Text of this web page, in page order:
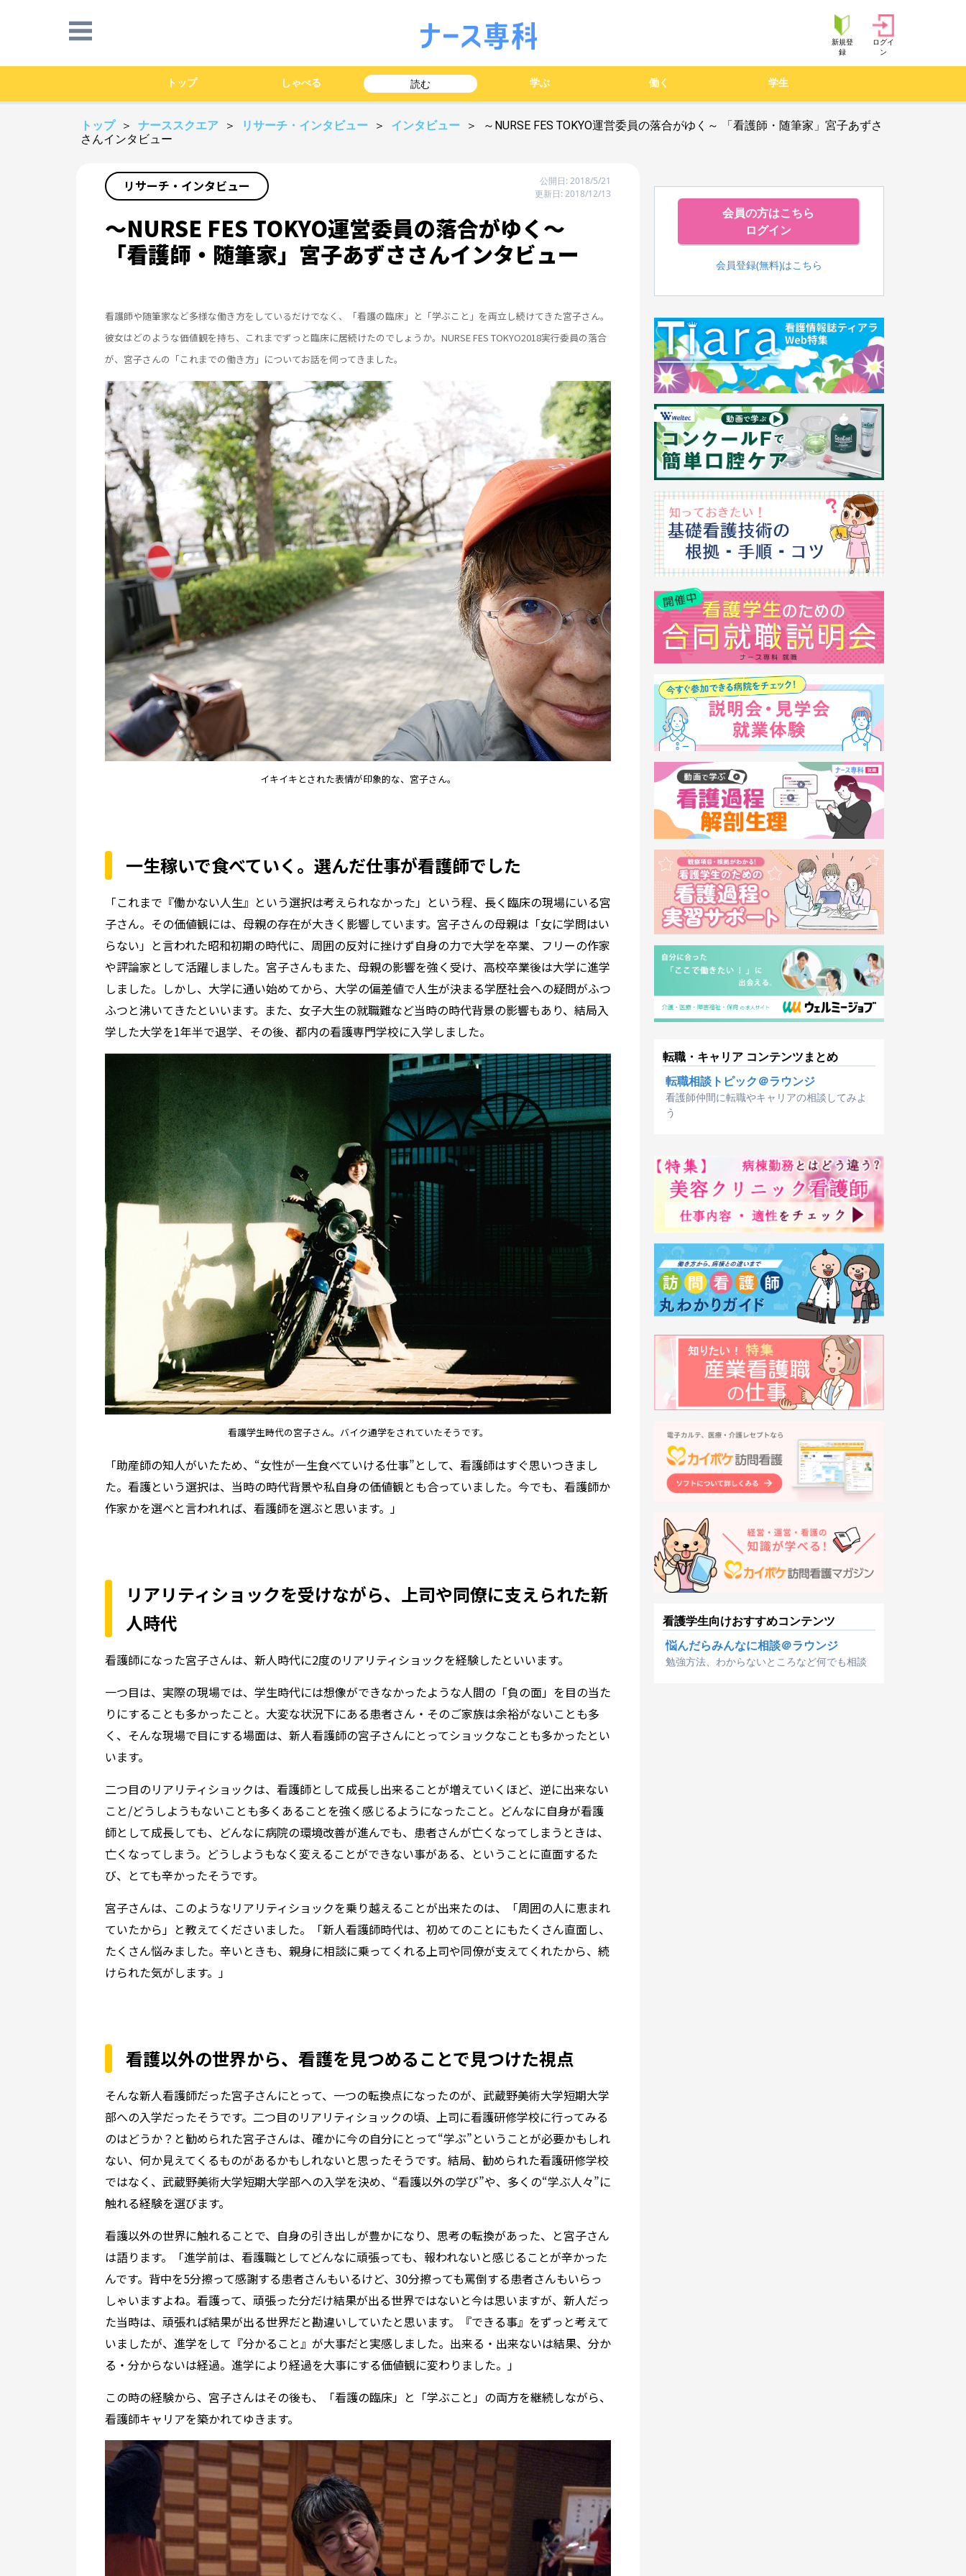
新規登
録
ログイ
ン
トップ しゃべる 読む 学ぶ 働く 学生
トップ ＞ ナーススクエア ＞ リサーチ・インタビュー ＞ インタビュー
＞ ～NURSE FES TOKYO運営委員の落合がゆく～ 「看護師・随筆家」宮子あずさ
さんインタビュー
リサーチ・インタビュー
公開日: 2018/5/21
更新日: 2018/12/13
～NURSE FES TOKYO運営委員の落合がゆく～
「看護師・随筆家」宮子あずささんインタビュー
看護師や随筆家など多様な働き方をしているだけでなく、「看護の臨床」と「学ぶこと」を両立し続けてきた宮子さん。
彼女はどのような価値観を持ち、これまでずっと臨床に居続けたのでしょうか。NURSE FES TOKYO2018実行委員の落合
が、宮子さんの「これまでの働き方」についてお話を伺ってきました。
イキイキとされた表情が印象的な、宮子さん。
一生稼いで食べていく。選んだ仕事が看護師でした
「これまで『働かない人生』という選択は考えられなかった」という程、長く臨床の現場にいる宮
子さん。その価値観には、母親の存在が大きく影響しています。宮子さんの母親は「女に学問はい
らない」と言われた昭和初期の時代に、周囲の反対に挫けず自身の力で大学を卒業、フリーの作家
や評論家として活躍しました。宮子さんもまた、母親の影響を強く受け、高校卒業後は大学に進学
しました。しかし、大学に通い始めてから、大学の偏差値で人生が決まる学歴社会への疑問がふつ
ふつと沸いてきたといいます。また、女子大生の就職難など当時の時代背景の影響もあり、結局入
学した大学を1年半で退学、その後、都内の看護専門学校に入学しました。
看護学生時代の宮子さん。バイク通学をされていたそうです。
「助産師の知人がいたため、“女性が一生食べていける仕事”として、看護師はすぐ思いつきまし
た。看護という選択は、当時の時代背景や私自身の価値観とも合っていました。今でも、看護師か
作家かを選べと言われれば、看護師を選ぶと思います。」
リアリティショックを受けながら、上司や同僚に支えられた新
人時代
看護師になった宮子さんは、新人時代に2度のリアリティショックを経験したといいます。
一つ目は、実際の現場では、学生時代には想像ができなかったような人間の「負の面」を目の当た
りにすることも多かったこと。大変な状況下にある患者さん・そのご家族は余裕がないことも多
く、そんな現場で目にする場面は、新人看護師の宮子さんにとってショックなことも多かったとい
います。
二つ目のリアリティショックは、看護師として成長し出来ることが増えていくほど、逆に出来ない
こと/どうしようもないことも多くあることを強く感じるようになったこと。どんなに自身が看護
師として成長しても、どんなに病院の環境改善が進んでも、患者さんが亡くなってしまうときは、
亡くなってしまう。どうしようもなく変えることができない事がある、ということに直面するた
び、とても辛かったそうです。
宮子さんは、このようなリアリティショックを乗り越えることが出来たのは、「周囲の人に恵まれ
ていたから」と教えてくださいました。「新人看護師時代は、初めてのことにもたくさん直面し、
たくさん悩みました。辛いときも、親身に相談に乗ってくれる上司や同僚が支えてくれたから、続
けられた気がします。」
看護以外の世界から、看護を見つめることで見つけた視点
そんな新人看護師だった宮子さんにとって、一つの転換点になったのが、武蔵野美術大学短期大学
部への入学だったそうです。二つ目のリアリティショックの頃、上司に看護研修学校に行ってみる
のはどうか？と勧められた宮子さんは、確かに今の自分にとって“学ぶ”ということが必要かもしれ
ない、何か見えてくるものがあるかもしれないと思ったそうです。結局、勧められた看護研修学校
ではなく、武蔵野美術大学短期大学部への入学を決め、“看護以外の学び”や、多くの“学ぶ人々”に
触れる経験を選びます。
看護以外の世界に触れることで、自身の引き出しが豊かになり、思考の転換があった、と宮子さん
は語ります。「進学前は、看護職としてどんなに頑張っても、報われないと感じることが辛かった
んです。背中を5分擦って感謝する患者さんもいるけど、30分擦っても罵倒する患者さんもいらっ
しゃいますよね。看護って、頑張った分だけ結果が出る世界ではないと今は思いますが、新人だっ
た当時は、頑張れば結果が出る世界だと勘違いしていたと思います。『できる事』をずっと考えて
いましたが、進学をして『分かること』が大事だと実感しました。出来る・出来ないは結果、分か
る・分からないは経過。進学により経過を大事にする価値観に変わりました。」
この時の経験から、宮子さんはその後も、「看護の臨床」と「学ぶこと」の両方を継続しながら、
看護師キャリアを築かれてゆきます。
会員の方はこちら
ログイン
会員登録(無料)はこちら
転職・キャリア コンテンツまとめ
転職相談トピック＠ラウンジ
看護師仲間に転職やキャリアの相談してみよ
う
看護学生向けおすすめコンテンツ
悩んだらみんなに相談＠ラウンジ
勉強方法、わからないところなど何でも相談